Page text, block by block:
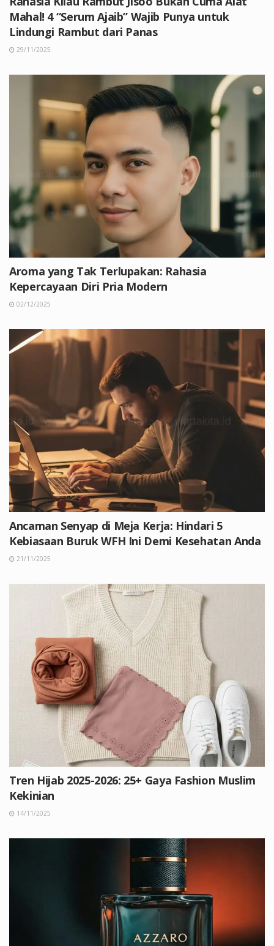
Mahal! 4 “Serum Ajaib” Wajib Punya untuk
Lindungi Rambut dari Panas
29/11/2025
Aroma yang Tak Terlupakan: Rahasia
Kepercayaan Diri Pria Modern
02/12/2025
Ancaman Senyap di Meja Kerja: Hindari 5
Kebiasaan Buruk WFH Ini Demi Kesehatan Anda
21/11/2025
Tren Hijab 2025-2026: 25+ Gaya Fashion Muslim
Kekinian
14/11/2025